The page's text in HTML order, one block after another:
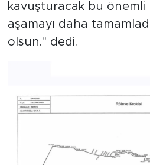
kavuşturacak bu önemli
aşamayı daha
olsun." dedi.